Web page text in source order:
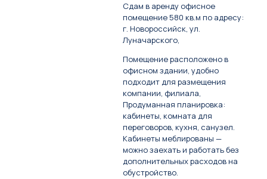
Сдам в аренду офисное
помещение 580 кв.м по адресу:
г. Новороссийск, ул.
Луначарского,
Помещение расположено в
офисном здании, удобно
подходит для размещения
компании, филиала,
Продуманная планировка:
кабинеты, комната для
переговоров, кухня, санузел.
Кабинеты меблированы —
можно заехать и работать без
дополнительных расходов на
обустройство.